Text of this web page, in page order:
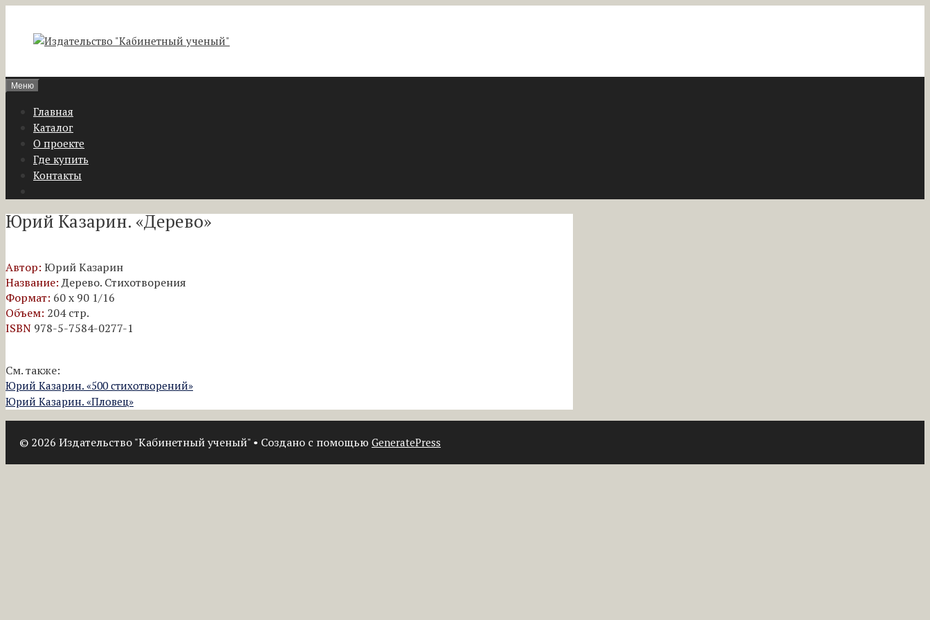
содержимому
Меню
Главная
Каталог
О проекте
Где купить
Контакты
Юрий Казарин. «Дерево»
Автор: Юрий Казарин
Название:Дерево. Стихотворения
Формат: 60 x 90 1/16
Объем: 204 стр.
ISBN 978-5-7584-0277-1
См. также:
Юрий Казарин. «500 стихотворений»
Юрий Казарин. «Пловец»
© 2026 Издательство "Кабинетный ученый" • Создано с помощью GeneratePress